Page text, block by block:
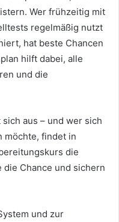
Wer frühzeitig mit
regelmäßig nutzt
hat beste Chancen
hilft dabei, alle
und die
aus – und wer sich
möchte, findet in
die
die Chance und sichern
und zur